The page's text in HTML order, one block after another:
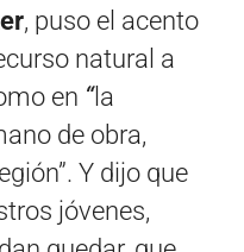
, puso el acento
natural a
en “la
de obra,
Y dijo que
jóvenes,